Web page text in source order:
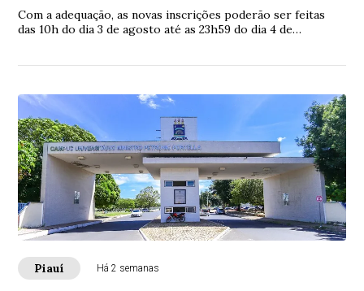
Com a adequação, as novas inscrições poderão ser feitas
das 10h do dia 3 de agosto até as 23h59 do dia 4 de
Piauí Há 2 semanas